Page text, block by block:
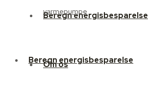
Beregn energisbesparelse
Om os
varmepumpe
Beregn energisbesparelse